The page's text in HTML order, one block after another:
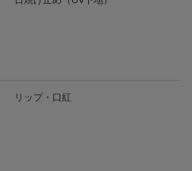
リップ・口紅